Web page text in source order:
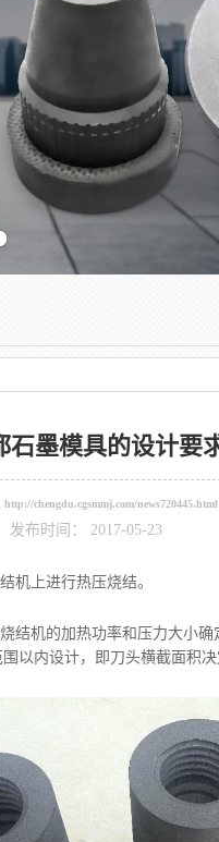
石墨模具的设计要
http://chengdu.cgsmmj.com/news720445.html
发布时间： 2017-05-23
机上进行热压烧结。
结机的加热功率和压力大小
以内设计，即刀头横截面积